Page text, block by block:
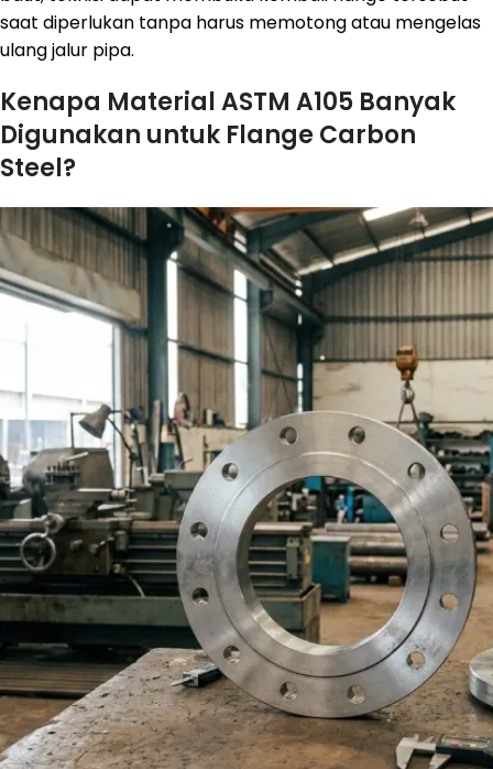
saat diperlukan tanpa harus memotong atau mengelas
ulang jalur pipa.
Kenapa Material ASTM A105 Banyak
Digunakan untuk Flange Carbon
Steel?